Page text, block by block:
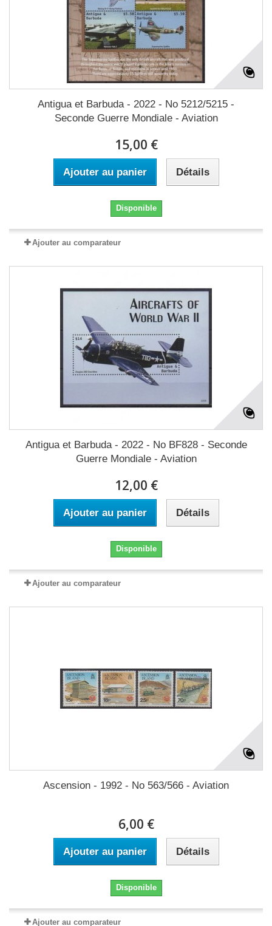
Antigua et Barbuda - 2022 - No 5212/5215 -
Seconde Guerre Mondiale - Aviation
15,00 €
Ajouter au panier Détails
Disponible
Ajouter au comparateur
Antigua et Barbuda - 2022 - No BF828 - Seconde
Guerre Mondiale - Aviation
12,00 €
Ajouter au panier Détails
Disponible
Ajouter au comparateur
Ascension - 1992 - No 563/566 - Aviation
6,00 €
Ajouter au panier Détails
Disponible
Ajouter au comparateur